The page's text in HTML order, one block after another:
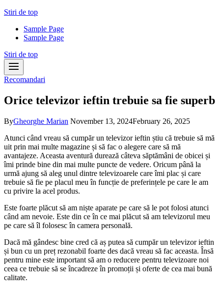
Skip
content
Stiri de top
Sample Page
Sample Page
Stiri de top
Recomandari
Orice televizor ieftin trebuie sa fie superb
ByGheorghe Marian November 13, 2024February 26, 2025
Atunci când vreau să cumpăr un televizor ieftin știu că trebuie să mă
uit prin mai multe magazine și să fac o alegere care să mă
avantajeze. Aceasta aventură durează câteva săptămâni de obicei și
îmi prinde bine din mai multe puncte de vedere. Oricum până la
urmă ajung să aleg unul dintre televizoarele care îmi plac și care
trebuie să fie pe placul meu în funcție de preferințele pe care le am
cu privire la acel produs.
Este foarte plăcut să am niște aparate pe care să le pot folosi atunci
când am nevoie. Este din ce în ce mai plăcut să am televizorul meu
pe care să îl folosesc în camera personală.
Dacă mă gândesc bine cred că aș putea să cumpăr un televizor ieftin
și bun cu un preț rezonabil foarte des dacă vreau să fac aceasta. Însă
pentru mine este important să am o reducere pentru televizoare noi
ceea ce trebuie să se încadreze în promoții și oferte de cea mai bună
calitate.